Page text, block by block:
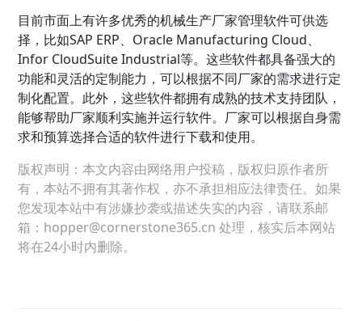
目前市面上有许多优秀的机械生产厂家管理软件可供选
择，比如SAP ERP、Oracle Manufacturing Cloud、
Infor CloudSuite Industrial等。这些软件都具备强大的
功能和灵活的定制能力，可以根据不同厂家的需求进行定
制化配置。此外，这些软件都拥有成熟的技术支持团队，
能够帮助厂家顺利实施并运行软件。厂家可以根据自身需
求和预算选择合适的软件进行下载和使用。
版权声明：本文内容由网络用户投稿，版权归原作者所
有，本站不拥有其著作权，亦不承担相应法律责任。如果
您发现本站中有涉嫌抄袭或描述失实的内容，请联系邮
箱：hopper@cornerstone365.cn 处理，核实后本网站
将在24小时内删除。